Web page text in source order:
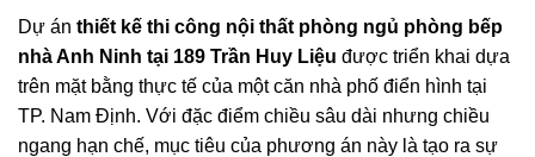
Dự án thiết kế thi công nội thất phòng ngủ phòng bếp
nhà Anh Ninh tại 189 Trần Huy Liệu được triển khai dựa
trên mặt bằng thực tế của một căn nhà phố điển hình tại
TP. Nam Định. Với đặc điểm chiều sâu dài nhưng chiều
ngang hạn chế, mục tiêu của phương án này là tạo ra sự